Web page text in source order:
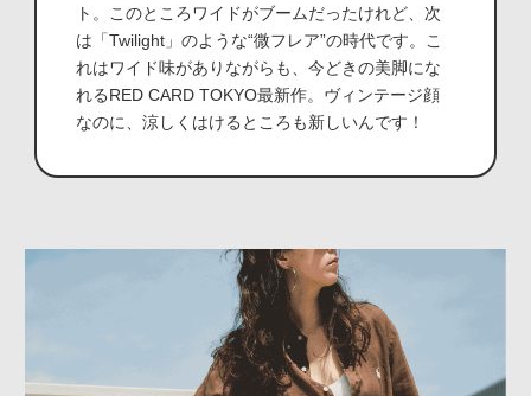
ト。このところワイドがブームだったけれど、次
は「Twilight」のような“微フレア”の時代です。こ
れはワイド味がありながらも、今どきの美脚にな
れるRED CARD TOKYO最新作。ヴィンテージ顔
なのに、涼しくはけるところも新しいんです！